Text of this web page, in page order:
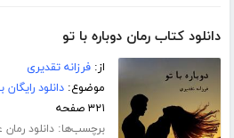
دانلود کتاب رمان دوباره با تو
از:فرزانه تقدیری
موضوع:دانلود
۳۲۱ صفحه
برچسب‌ها:دانلود رمان